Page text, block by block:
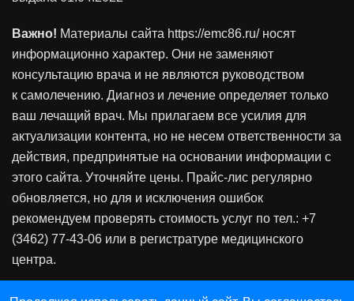
Важно! Материалы сайта https://emc86.ru/ носят
информационно характер. Они не заменяют
консультацию врача и не являются руководством
к самолечению. Диагноз и лечение определяет только
ваш лечащий врач. Мы прилагаем все усилия для
актуализации контента, но не несем ответственности за
действия, предпринятые на основании информации с
этого сайта. Уточняйте цены. Прайс-лис регулярно
обновляется, но для и исключения ошибок
рекомендуем проверять стоимость услуг по тел.: +7
(3462) 77-43-06 или в регистратуре медицинского
центра.